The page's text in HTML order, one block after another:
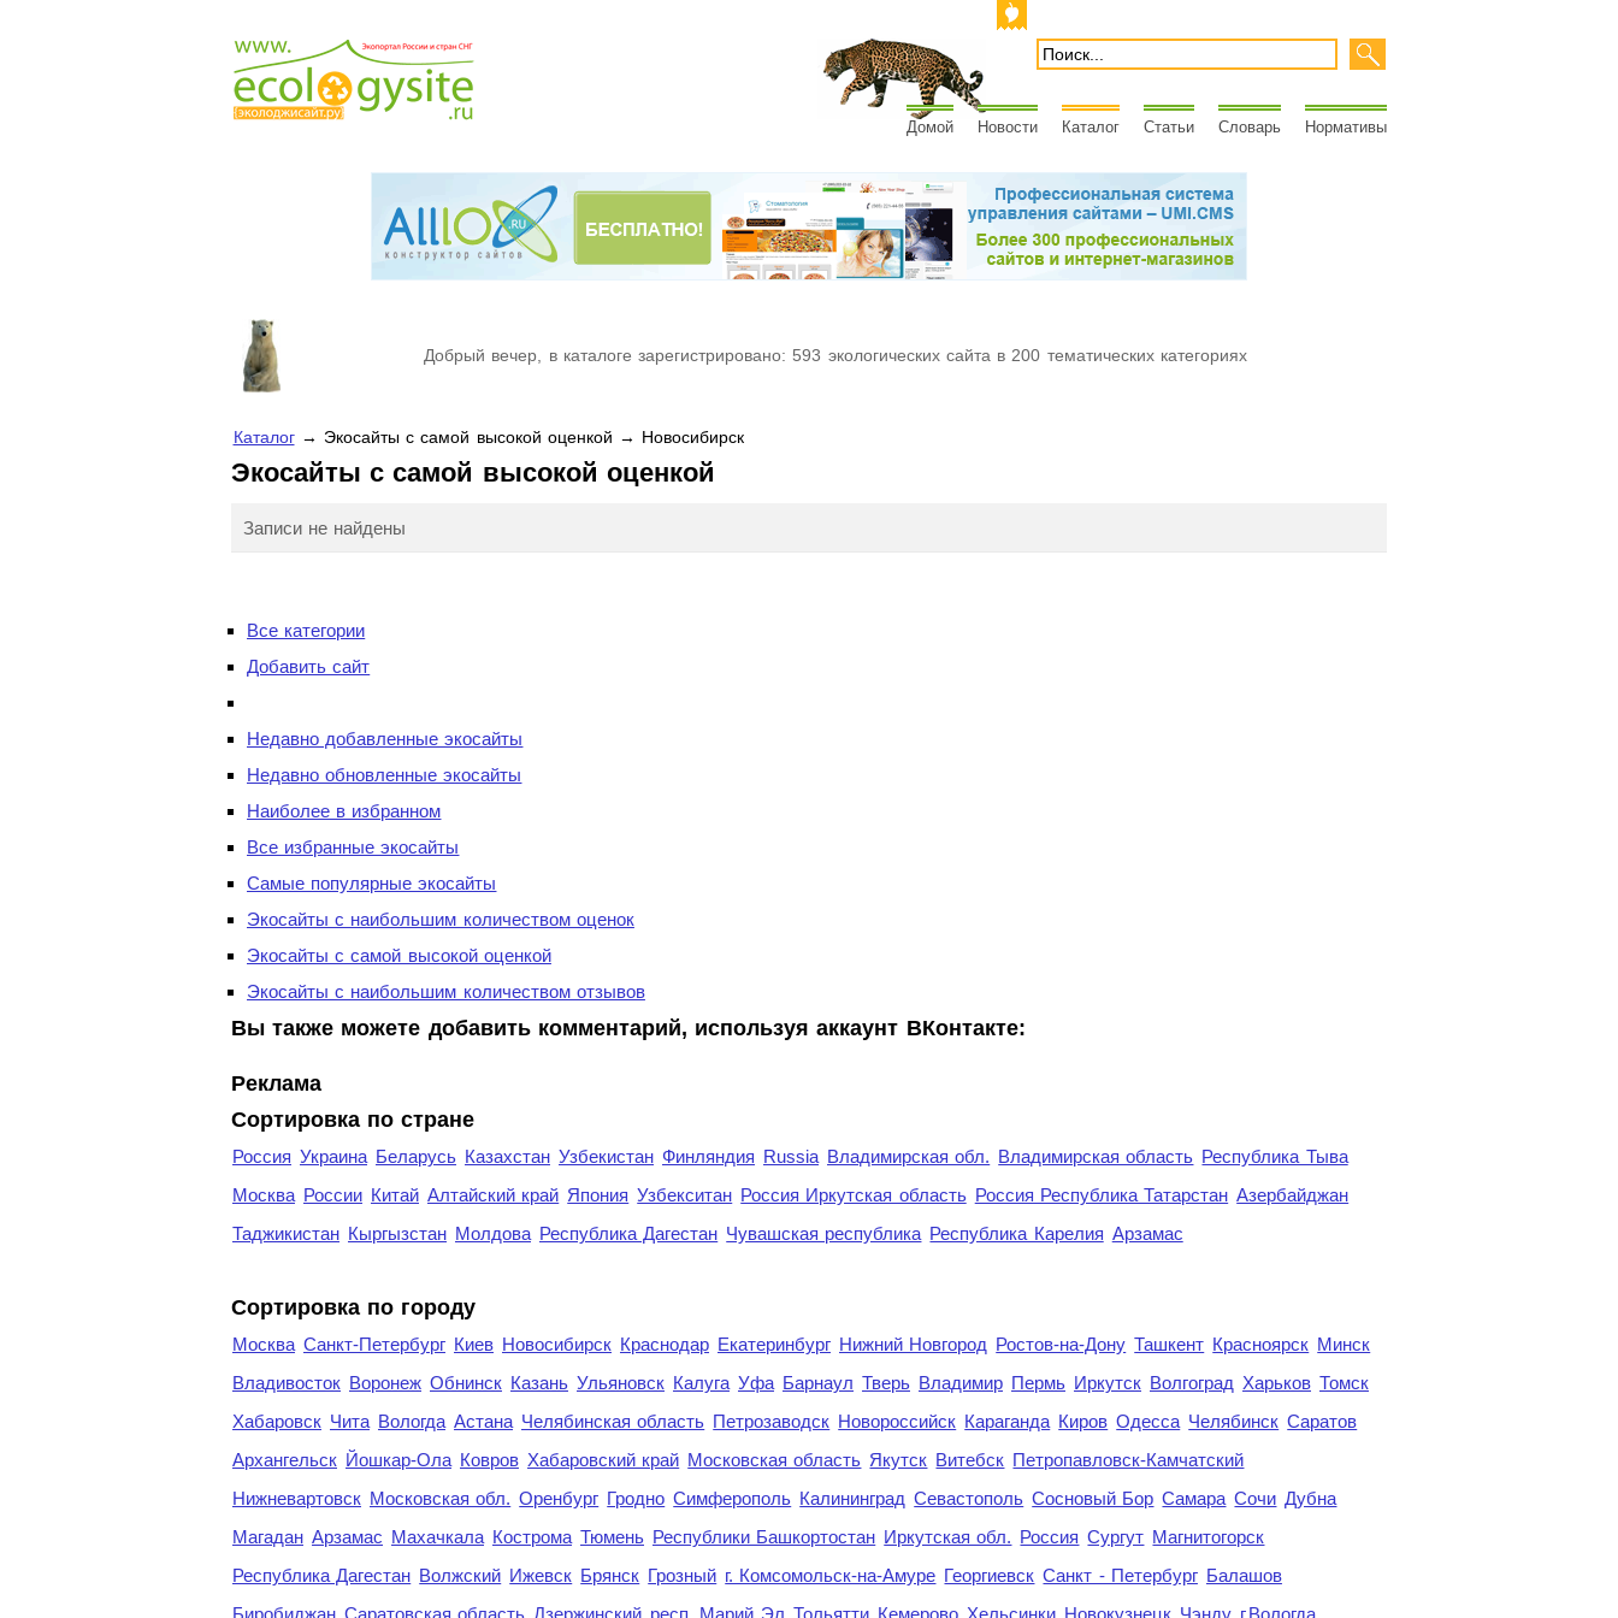
Домой Новости Каталог Статьи Словарь Нормативы
Добрый вечер, в каталоге зарегистрировано: 593 экологических сайта в 200 тематических категориях
Каталог→ Экосайты с самой высокой оценкой → Новосибирск
Экосайты с самой высокой оценкой
Записи не найдены
Все категории
Добавить сайт
Недавно добавленные экосайты
Недавно обновленные экосайты
Наиболее в избранном
Все избранные экосайты
Самые популярные экосайты
Экосайты с наибольшим количеством оценок
Экосайты с самой высокой оценкой
Экосайты с наибольшим количеством отзывов
Вы также можете добавить комментарий, используя аккаунт ВКонтакте:
Реклама
Сортировка по стране
Россия Украина Беларусь Казахстан Узбекистан Финляндия Russia Владимирская обл. Владимирская область Республика Тыва
Москва России Китай Алтайский край Япония Узбекситан Россия Иркутская область Россия Республика Татарстан Азербайджан
Таджикистан Кыргызстан Молдова Республика Дагестан Чувашская республика Республика Карелия Арзамас
Cортировка по городу
Москва Санкт-Петербург Киев Новосибирск Краснодар Екатеринбург Нижний Новгород Ростов-на-Дону Ташкент Красноярск Минск
Владивосток Воронеж Обнинск Казань Ульяновск Калуга Уфа Барнаул Тверь Владимир Пермь Иркутск Волгоград Харьков Томск
Хабаровск Чита Вологда Астана Челябинская область Петрозаводск Новороссийск Караганда Киров Одесса Челябинск Саратов
Архангельск Йошкар-Ола Ковров Хабаровский край Московская область Якутск Витебск Петропавловск-Камчатский
Нижневартовск Московская обл. Оренбург Гродно Симферополь Калининград Севастополь Сосновый Бор Самара Сочи Дубна
Магадан Арзамас Махачкала Кострома Тюмень Республики Башкортостан Иркутская обл. Россия Сургут Магнитогорск
Республика Дагестан Волжский Ижевск Брянск Грозный г. Комсомольск-на-Амуре Георгиевск Санкт - Петербург Балашов
Биробиджан Саратовская область Дзержинский респ. Марий Эл Тольятти Кемерово Хельсинки Новокузнецк Чэнду г.Вологда